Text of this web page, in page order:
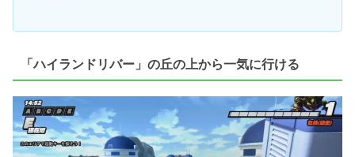
「ハイランドリバー」の丘の上から一気に行ける